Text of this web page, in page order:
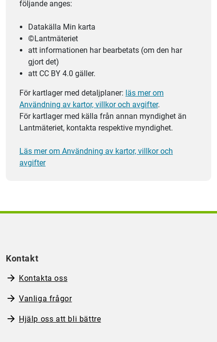
följande anges:
Datakälla Min karta
©Lantmäteriet
att informationen har bearbetats (om den har
gjort det)
att CC BY 4.0 gäller.
För kartlager med detaljplaner: läs mer om
Användning av kartor, villkor och avgifter.
För kartlager med källa från annan myndighet än
Lantmäteriet, kontakta respektive myndighet.
Läs mer om Användning av kartor, villkor och
avgifter
Kontakt
Kontakta oss
Vanliga frågor
Hjälp oss att bli bättre